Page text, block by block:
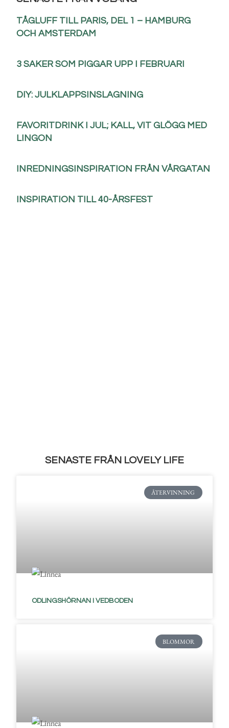
TÅGLUFF TILL PARIS, DEL 1 – HAMBURG
OCH AMSTERDAM
3 SAKER SOM PIGGAR UPP I FEBRUARI
DIY: JULKLAPPSINSLAGNING
FAVORITDRINK I JUL; KALL, VIT GLÖGG MED
LINGON
INREDNINGSINSPIRATION FRÅN VÅRGATAN
INSPIRATION TILL 40-ÅRSFEST
SENASTE FRÅN LOVELY LIFE
ÅTERVINNING
ODLINGSHÖRNAN I VEDBODEN
BLOMMOR